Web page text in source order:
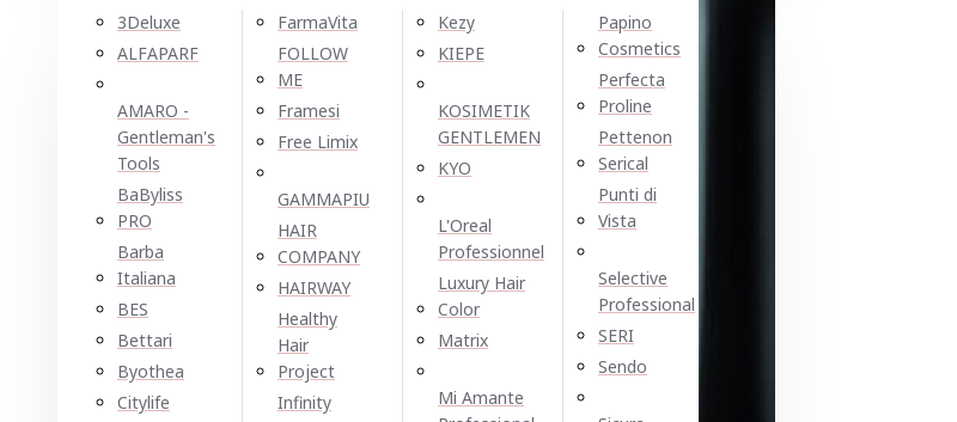
3Deluxe
ALFAPARF
AMARO -
Gentleman's
Tools
BaByliss
PRO
Barba
Italiana
BES
Bettari
Byothea
Citylife
FarmaVita
FOLLOW
ME
Framesi
Free Limix
GAMMAPIU
HAIR
COMPANY
HAIRWAY
Healthy
Hair
Project
Infinity
Kezy
KIEPE
KOSIMETIK
GENTLEMEN
KYO
L'Oreal
Professionnel
Luxury Hair
Color
Matrix
Mi Amante
Papino
Cosmetics
Perfecta
Proline
Pettenon
Serical
Punti di
Vista
Selective
Professional
SERI
Sendo